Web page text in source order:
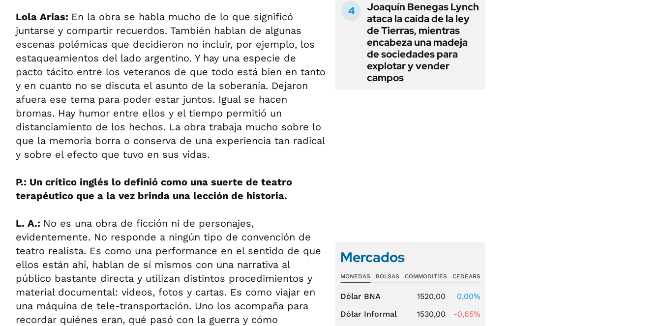
Lola Arias: En la obra se habla mucho de lo que significó
juntarse y compartir recuerdos. También hablan de algunas
escenas polémicas que decidieron no incluir, por ejemplo, los
estaqueamientos del lado argentino. Y hay una especie de
pacto tácito entre los veteranos de que todo está bien en tanto
y en cuanto no se discuta el asunto de la soberanía. Dejaron
afuera ese tema para poder estar juntos. Igual se hacen
bromas. Hay humor entre ellos y el tiempo permitió un
distanciamiento de los hechos. La obra trabaja mucho sobre lo
que la memoria borra o conserva de una experiencia tan radical
y sobre el efecto que tuvo en sus vidas.
P.: Un crítico inglés lo definió como una suerte de teatro
terapéutico que a la vez brinda una lección de historia.
L. A.: No es una obra de ficción ni de personajes,
evidentemente. No responde a ningún tipo de convención de
teatro realista. Es como una performance en el sentido de que
ellos están ahí, hablan de sí mismos con una narrativa al
público bastante directa y utilizan distintos procedimientos y
material documental: videos, fotos y cartas. Es como viajar en
una máquina de tele-transportación. Uno los acompaña para
recordar quiénes eran, qué pasó con la guerra y cómo
Joaquín Benegas Lynch
ataca la caída de la ley
de Tierras, mientras
encabeza una madeja
de sociedades para
explotar y vender
campos
Mercados
MONEDAS BOLSAS COMMODITIES CEDEARS
Dólar BNA 1520,00
0,00%
Dólar Informal
1530,00
-0,65%